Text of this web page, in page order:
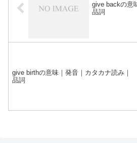
give backの意
品詞
give birthの意味｜発音｜カタカナ読み｜
品詞